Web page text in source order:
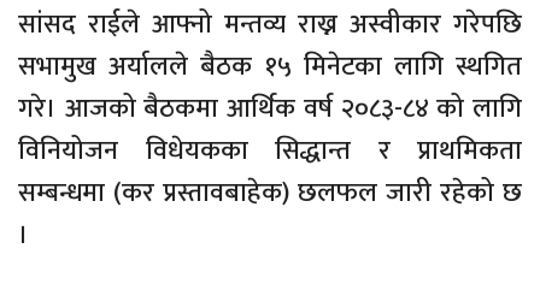
सांसद राईले आफ्नो मन्तव्य राख्न अस्वीकार गरेपछि
सभामुख अर्यालले बैठक १५ मिनेटका लागि स्थगित
गरे। आजको बैठकमा आर्थिक वर्ष २०८३-८४ को लागि
विनियोजन विधेयकका सिद्धान्त र प्राथमिकता
सम्बन्धमा (कर प्रस्तावबाहेक) छलफल जारी रहेको छ
।